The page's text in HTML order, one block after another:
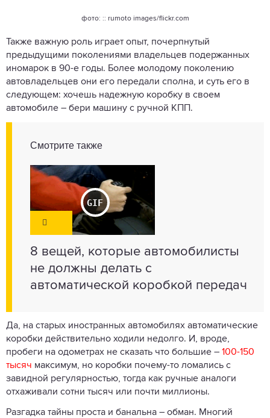
фото: :: rumoto images/flickr.com
Также важную роль играет опыт, почерпнутый
предыдущими поколениями владельцев подержанных
иномарок в 90-е годы. Более молодому поколению
автовладельцев они его передали сполна, и суть его в
следующем: хочешь надежную коробку в своем
автомобиле – бери машину с ручной КПП.
Смотрите также
8 вещей, которые автомобилисты
не должны делать с
автоматической коробкой передач
Да, на старых иностранных автомобилях автоматические
коробки действительно ходили недолго. И, вроде,
пробеги на одометрах не сказать что большие – 100-150
тысяч максимум, но коробки почему-то ломались с
завидной регулярностью, тогда как ручные аналоги
отхаживали сотни тысяч или почти миллионы.
Разгадка тайны проста и банальна – обман. Многий